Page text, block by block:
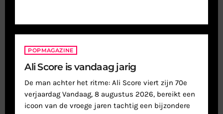
POPMAGAZINE
Ali Score is vandaag jarig
De man achter het ritme: Ali Score viert zijn 70e
verjaardag Vandaag, 8 augustus 2026, bereikt een
icoon van de vroege jaren tachtig een bijzondere